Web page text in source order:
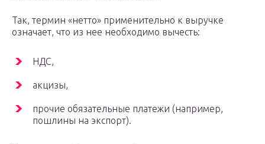
Так, термин «нетто» применительно к выручке
означает, что из нее необходимо вычесть:
НДС,
акцизы,
прочие обязательные платежи (например,
пошлины на экспорт).